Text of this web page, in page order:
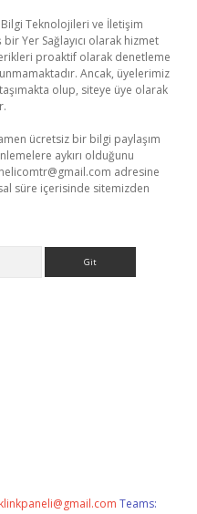
Bilgi Teknolojileri ve İletişim
Yer Sağlayıcı olarak hizmet
proaktif olarak denetleme
Ancak, üyelerimiz
olup, siteye üye olarak
ücretsiz bir bilgi paylaşım
aykırı olduğunu
adresine
süre içerisinde sitemizden
Teams: